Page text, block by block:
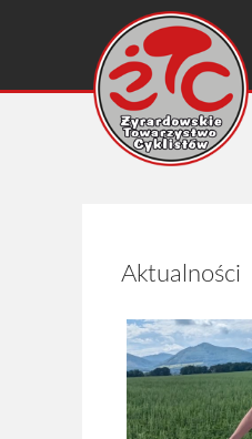
INNE
BIEGI
Aktualności